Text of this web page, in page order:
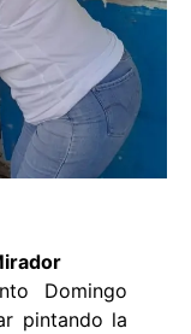
Domingo
pintando la